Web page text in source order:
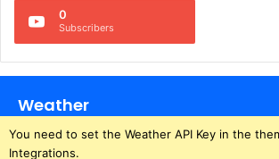
0
Subscribers
Weather
You need to set the Weather API Key in the
Integrations.